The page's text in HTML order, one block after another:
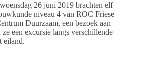
26 juni 2019 brachten elf
niveau 4 van ROC Friese
Duurzaam, een bezoek aan
een excursie langs verschillende
eiland.